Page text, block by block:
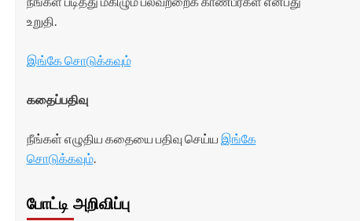
உறுதி.
இங்கே சொடுக்கவும்
கதைப்பதிவு
நீங்கள் எழுதிய கதையை பதிவு செய்ய இங்கே
சொடுக்கவும்.
போட்டி அறிவிப்பு